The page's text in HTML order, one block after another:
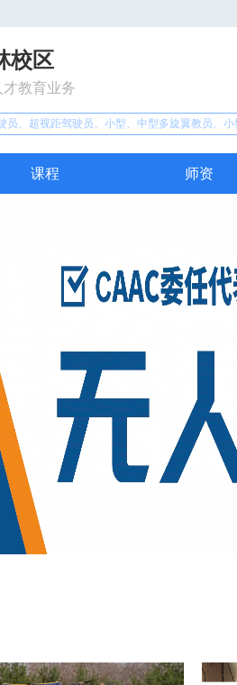
校区
教育业务
员、超视距驾驶员、小型、中型多旋翼教员、
课程 师资